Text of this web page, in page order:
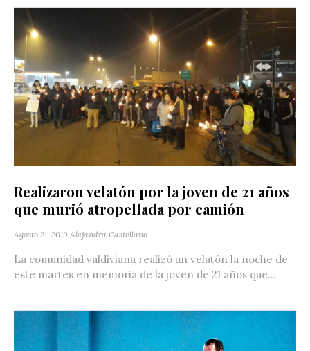
Realizaron velatón por la joven de 21 años
que murió atropellada por camión
Agosto 21, 2019 Alejandra Castellano
La comunidad valdiviana realizó un velatón la noche de
este martes en memoria de la joven de 21 años que...